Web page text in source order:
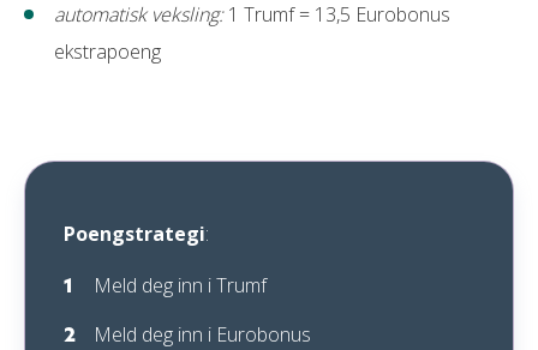
automatisk veksling:1 Trumf = 13,5 Eurobonus
ekstrapoeng
Poengstrategi:
Meld deg inn i Trumf
Meld deg inn i Eurobonus